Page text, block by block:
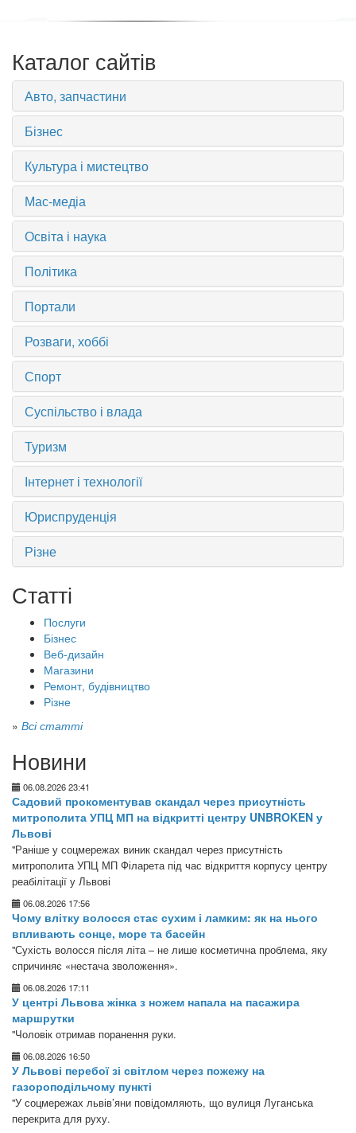
Каталог сайтів
Авто, запчастини
Бізнес
Культура і мистецтво
Мас-медіа
Освіта і наука
Політика
Портали
Розваги, хоббі
Спорт
Суспільство і влада
Туризм
Інтернет і технології
Юриспруденція
Різне
Статті
Послуги
Бізнес
Веб-дизайн
Магазини
Ремонт, будівництво
Різне
» Всі статті
Новини
06.08.2026 23:41
Садовий прокоментував скандал через присутність
митрополита УПЦ МП на відкритті центру UNBROKEN у
Львові
"Раніше у соцмережах виник скандал через присутність
митрополита УПЦ МП Філарета під час відкриття корпусу центру
реабілітації у Львові
06.08.2026 17:56
Чому влітку волосся стає сухим і ламким: як на нього
впливають сонце, море та басейн
"Сухість волосся після літа – не лише косметична проблема, яку
спричиняє «нестача зволоження».
06.08.2026 17:11
У центрі Львова жінка з ножем напала на пасажира
маршрутки
"Чоловік отримав поранення руки.
06.08.2026 16:50
У Львові перебої зі світлом через пожежу на
газороподільчому пункті
"У соцмережах львів’яни повідомляють, що вулиця Луганська
перекрита для руху.